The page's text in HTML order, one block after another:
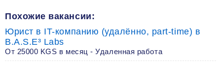
Похожие вакансии:
Юрист в IT-компанию (удалённо, part-time) в
B.A.S.E³ Labs
От 25000 KGS в месяц - Удаленная работа